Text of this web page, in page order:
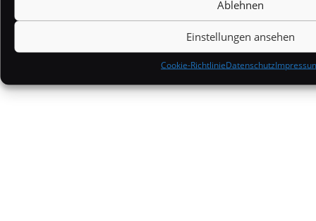
Ablehnen
Einstellungen ansehen
Cookie-RichtlinieDatenschutz
Wissenswertes